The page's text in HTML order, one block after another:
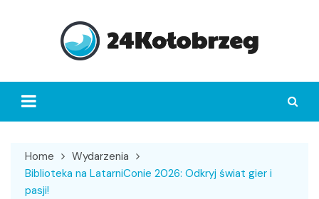
Home
Wydarzenia
Biblioteka na LatarniConie 2026: Odkryj świat gier i
pasji!